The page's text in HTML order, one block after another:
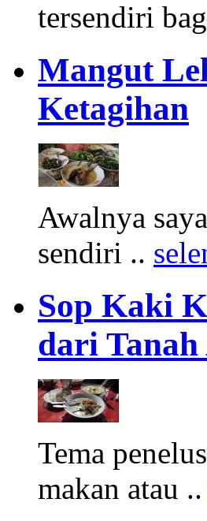
tersendiri
Mangut
Ketagihan
Awalnya
sendiri ..
Sop Kaki
dari Tanah
Tema
makan atau ..